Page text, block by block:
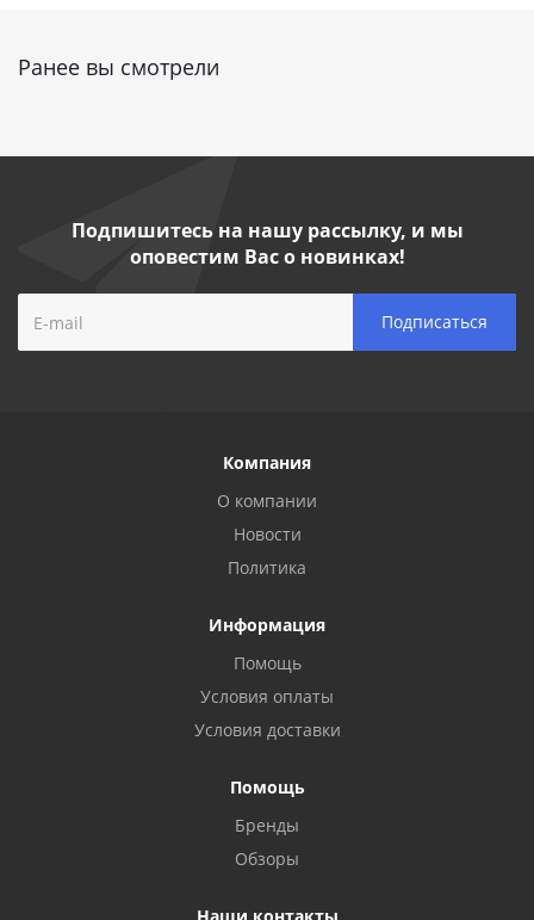
Ранее вы смотрели
Подпишитесь на нашу рассылку, и мы
оповестим Вас о новинках!
Компания
О компании
Новости
Политика
Информация
Помощь
Условия оплаты
Условия доставки
Помощь
Бренды
Обзоры